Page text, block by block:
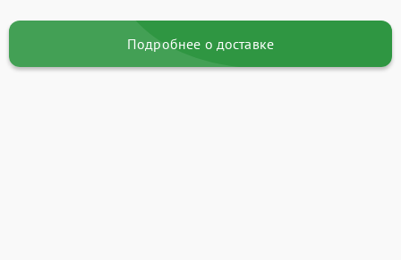
Подробнее о доставке